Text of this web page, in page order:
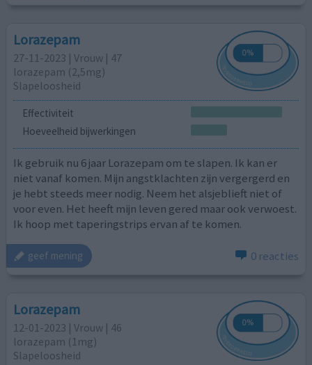
Lorazepam
27-11-2023 | Vrouw | 47
lorazepam (2,5mg)
Slapeloosheid
Effectiviteit
Hoeveelheid bijwerkingen
Ik gebruik nu 6 jaar Lorazepam om te slapen. Ik kan er
niet vanaf komen. Mijn angstklachten zijn vergergerd en
je hebt steeds meer nodig. Neem het alsjeblieft niet of
voor even. Het heeft mijn leven gered maar ook verwoest.
Ik hoop met taperingstrips ervan af te komen.
geef mening 0 reacties
Lorazepam
12-01-2023 | Vrouw | 46
lorazepam (1mg)
Slapeloosheid